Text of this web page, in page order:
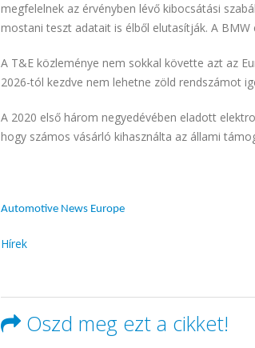
megfelelnek az érvényben lévő kibocsátási
mostani teszt adatait is élből elutasítják. A
A T&E közleménye nem sokkal követte azt az
2026-tól kezdve nem lehetne zöld rendszámot
A 2020 első három negyedévében eladott
hogy számos vásárló kihasználta az állami
Automotive News Europe
Hírek
Oszd meg ezt a cikket!